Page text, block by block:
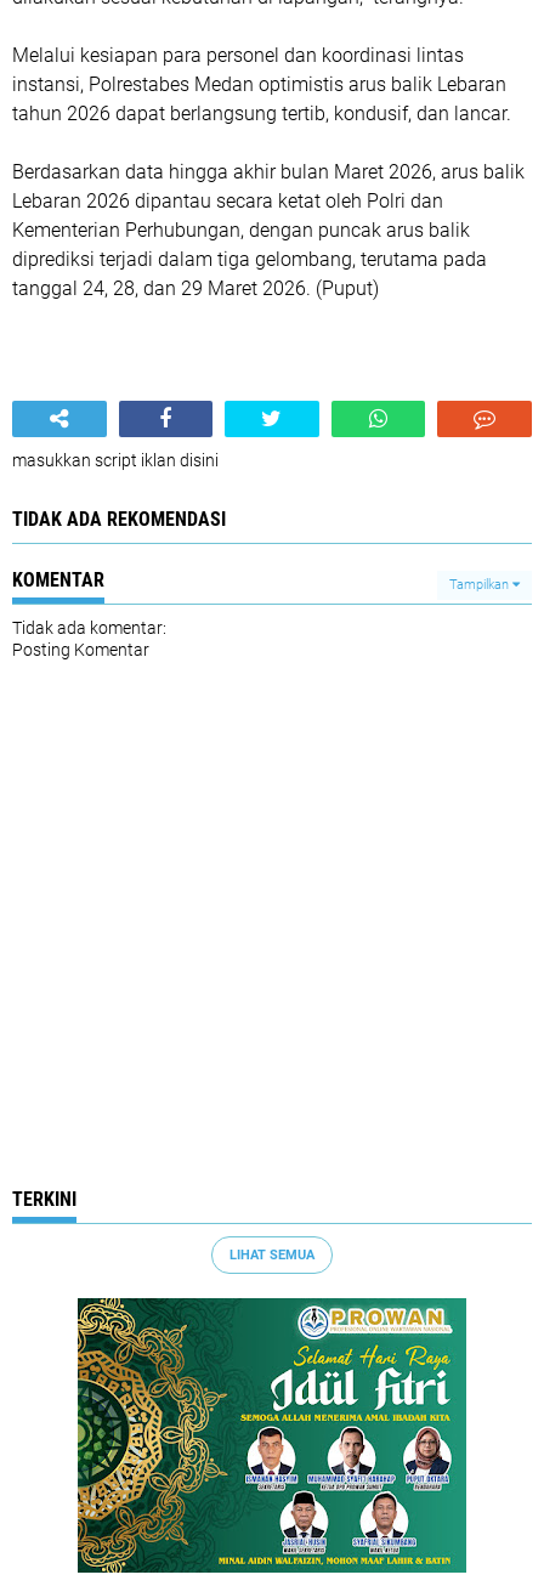
Melalui kesiapan para personel dan koordinasi lintas
instansi, Polrestabes Medan optimistis arus balik Lebaran
tahun 2026 dapat berlangsung tertib, kondusif, dan lancar.
Berdasarkan data hingga akhir bulan Maret 2026, arus balik
Lebaran 2026 dipantau secara ketat oleh Polri dan
Kementerian Perhubungan, dengan puncak arus balik
diprediksi terjadi dalam tiga gelombang, terutama pada
tanggal 24, 28, dan 29 Maret 2026. (Puput)
masukkan script iklan disini
TIDAK ADA REKOMENDASI
KOMENTAR Tampilkan
Tidak ada komentar:
Posting Komentar
TERKINI
LIHAT SEMUA